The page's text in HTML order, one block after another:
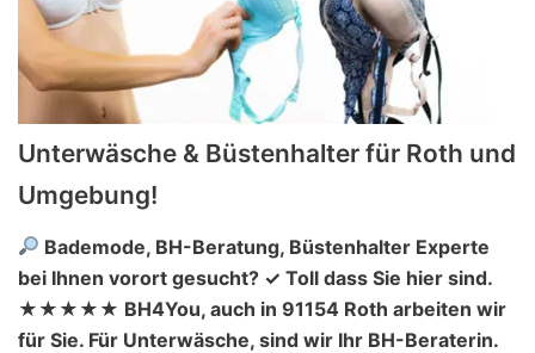
Unterwäsche & Büstenhalter für Roth und
Umgebung!
Bademode, BH-Beratung, Büstenhalter Experte
bei Ihnen vorort gesucht? ✓ Toll dass Sie hier sind.
★★★★★ BH4You, auch in 91154 Roth arbeiten wir
für Sie. Für Unterwäsche, sind wir Ihr BH-Beraterin.